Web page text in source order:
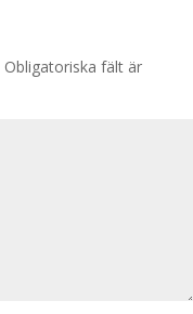
Obligatoriska fält är